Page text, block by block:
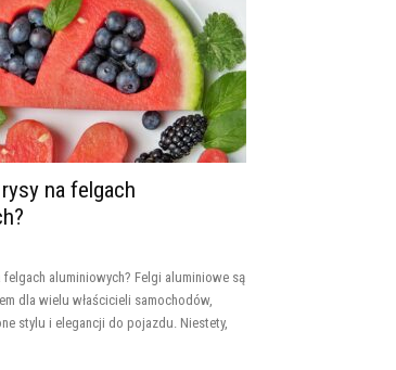
na felgach
felgach aluminiowych? Felgi aluminiowe są
dla wielu właścicieli samochodów,
stylu i elegancji do pojazdu. Niestety,